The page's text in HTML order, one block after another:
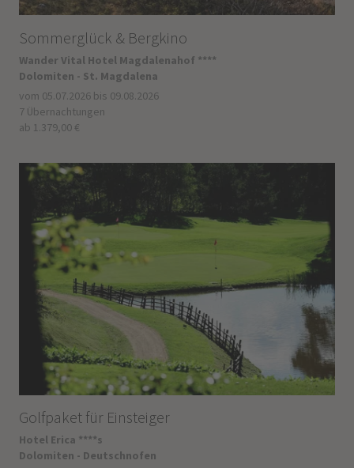
Sommerglück & Bergkino
Wander Vital Hotel Magdalenahof ****
Dolomiten - St. Magdalena
vom 05.07.2026 bis 09.08.2026
7 Übernachtungen
ab 1.379,00 €
Golfpaket für Einsteiger
Hotel Erica ****s
Dolomiten - Deutschnofen